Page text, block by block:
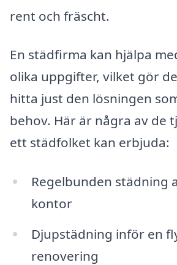
rent och fräscht.
En städfirma kan hjälpa
olika uppgifter, vilket gör
hitta just den lösningen
behov. Här är några av de
ett städfolket kan erbjuda:
Regelbunden städning
kontor
Djupstädning inför en
renovering